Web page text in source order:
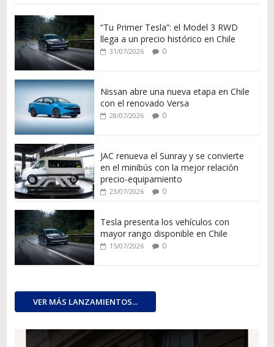
“Tu Primer Tesla”: el Model 3 RWD
llega a un precio histórico en Chile
31/07/2026 0
Nissan abre una nueva etapa en Chile
con el renovado Versa
28/07/2026 0
JAC renueva el Sunray y se convierte
en el minibús con la mejor relación
precio-equipamiento
23/07/2026 0
Tesla presenta los vehículos con
mayor rango disponible en Chile
15/07/2026 0
VER MÁS LANZAMIENTOS...